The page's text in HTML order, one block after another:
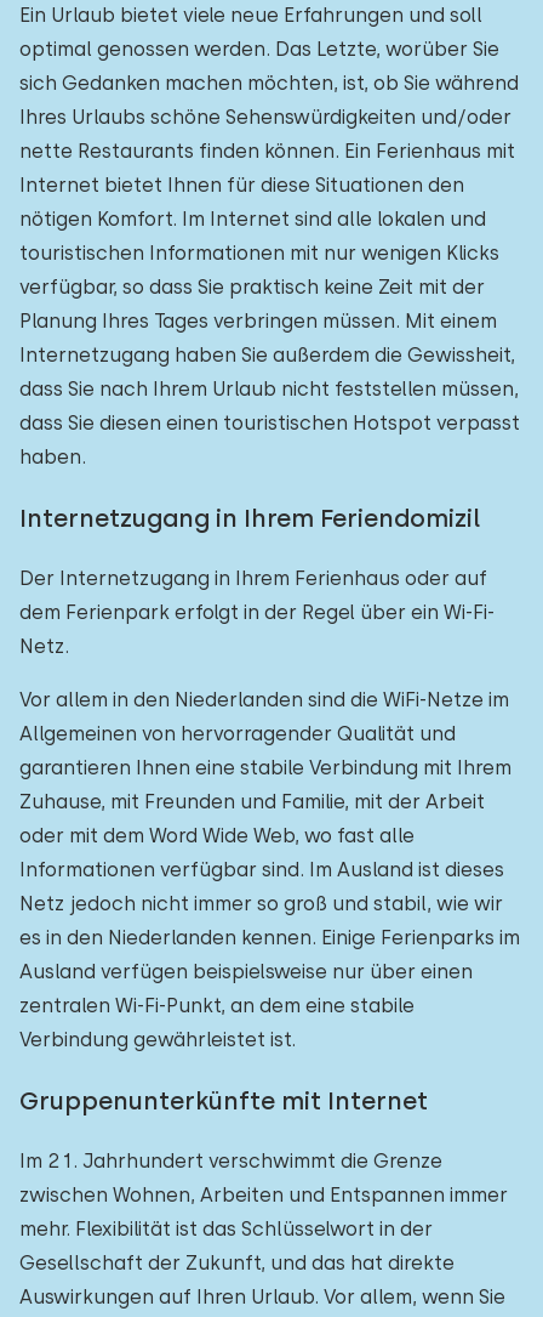
Ein Urlaub bietet viele neue Erfahrungen und soll
optimal genossen werden. Das Letzte, worüber Sie
sich Gedanken machen möchten, ist, ob Sie während
Ihres Urlaubs schöne Sehenswürdigkeiten und/oder
nette Restaurants finden können. Ein Ferienhaus mit
Internet bietet Ihnen für diese Situationen den
nötigen Komfort. Im Internet sind alle lokalen und
touristischen Informationen mit nur wenigen Klicks
verfügbar, so dass Sie praktisch keine Zeit mit der
Planung Ihres Tages verbringen müssen. Mit einem
Internetzugang haben Sie außerdem die Gewissheit,
dass Sie nach Ihrem Urlaub nicht feststellen müssen,
dass Sie diesen einen touristischen Hotspot verpasst
haben.
Internetzugang in Ihrem Feriendomizil
Der Internetzugang in Ihrem Ferienhaus oder auf
dem Ferienpark erfolgt in der Regel über ein Wi-Fi-
Netz.
Vor allem in den Niederlanden sind die WiFi-Netze im
Allgemeinen von hervorragender Qualität und
garantieren Ihnen eine stabile Verbindung mit Ihrem
Zuhause, mit Freunden und Familie, mit der Arbeit
oder mit dem Word Wide Web, wo fast alle
Informationen verfügbar sind. Im Ausland ist dieses
Netz jedoch nicht immer so groß und stabil, wie wir
es in den Niederlanden kennen. Einige Ferienparks im
Ausland verfügen beispielsweise nur über einen
zentralen Wi-Fi-Punkt, an dem eine stabile
Verbindung gewährleistet ist.
Gruppenunterkünfte mit Internet
Im 21. Jahrhundert verschwimmt die Grenze
zwischen Wohnen, Arbeiten und Entspannen immer
mehr. Flexibilität ist das Schlüsselwort in der
Gesellschaft der Zukunft, und das hat direkte
Auswirkungen auf Ihren Urlaub. Vor allem, wenn Sie